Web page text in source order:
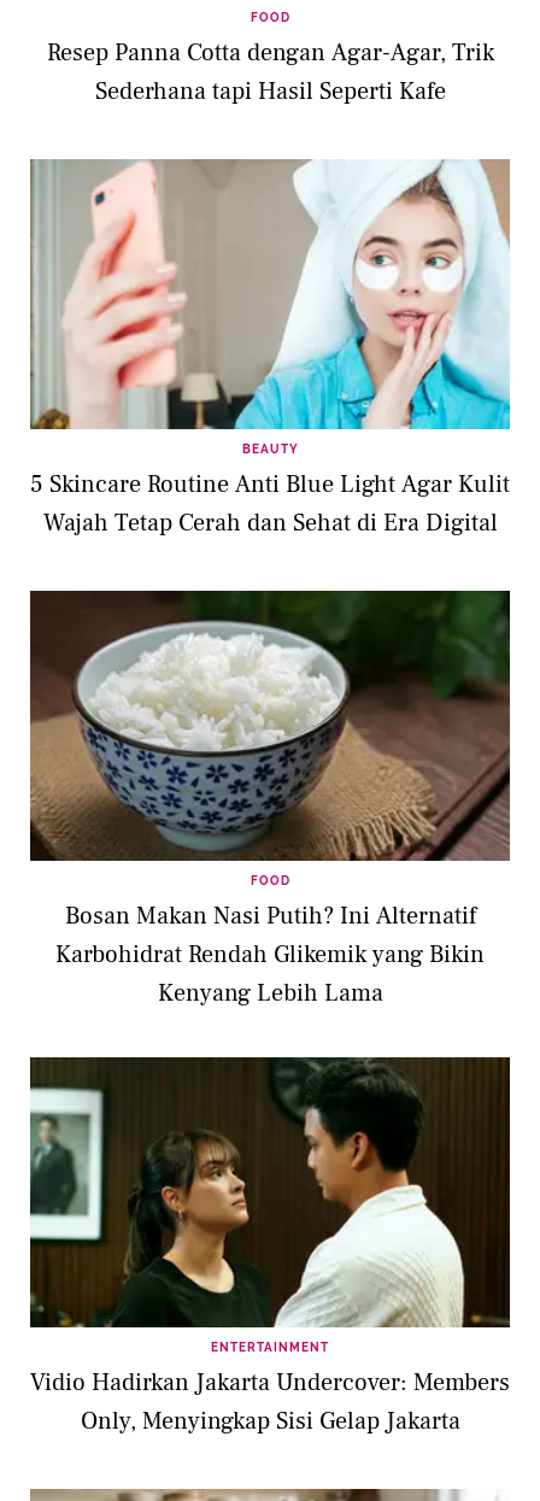
FOOD
Resep Panna Cotta dengan Agar-Agar, Trik
Sederhana tapi Hasil Seperti Kafe
BEAUTY
5 Skincare Routine Anti Blue Light Agar Kulit
Wajah Tetap Cerah dan Sehat di Era Digital
FOOD
Bosan Makan Nasi Putih? Ini Alternatif
Karbohidrat Rendah Glikemik yang Bikin
Kenyang Lebih Lama
ENTERTAINMENT
Vidio Hadirkan Jakarta Undercover: Members
Only, Menyingkap Sisi Gelap Jakarta